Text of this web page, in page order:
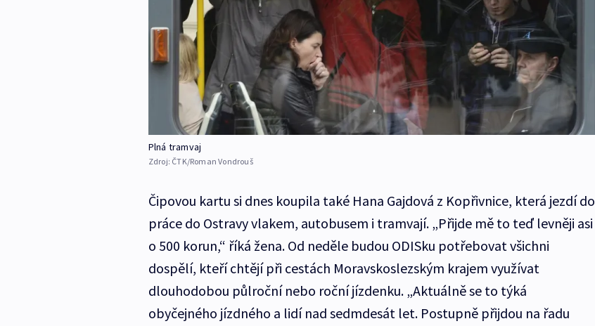
Plná tramvaj
Zdroj: ČTK/Roman Vondrouš
Čipovou kartu si dnes koupila také Hana Gajdová z Kopřivnice, která jezdí do
práce do Ostravy vlakem, autobusem i tramvají. „Přijde mě to teď levněji asi
o 500 korun,“ říká žena. Od neděle budou ODISku potřebovat všichni
dospělí, kteří chtějí při cestách Moravskoslezským krajem využívat
dlouhodobou půlroční nebo roční jízdenku. „Aktuálně se to týká
obyčejného jízdného a lidí nad sedmdesát let. Postupně přijdou na řadu